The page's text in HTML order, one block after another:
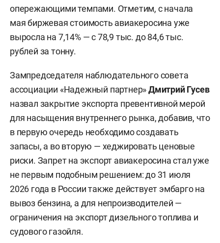
опережающими темпами. Отметим, с начала
мая биржевая стоимость авиакеросина уже
выросла на 7,14% — с 78,9 тыс. до 84,6 тыс.
рублей за тонну.
Зампредседателя наблюдательного совета
ассоциации «Надежный партнер»Дмитрий Гусев
назвал закрытие экспорта превентивной мерой
для насыщения внутреннего рынка, добавив, что
в первую очередь необходимо создавать
запасы, а во вторую — хеджировать ценовые
риски. Запрет на экспорт авиакеросина стал уже
не первым подобным решением: до 31 июля
2026 года в России также действует эмбарго на
вывоз бензина, а для непроизводителей —
ограничения на экспорт дизельного топлива и
судового газойля.